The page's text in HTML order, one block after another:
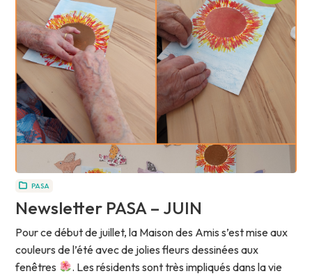
PASA
Newsletter PASA – JUIN
Pour ce début de juillet, la Maison des Amis s’est mise aux
couleurs de l’été avec de jolies fleurs dessinées aux
fenêtres
. Les résidents sont très impliqués dans la vie